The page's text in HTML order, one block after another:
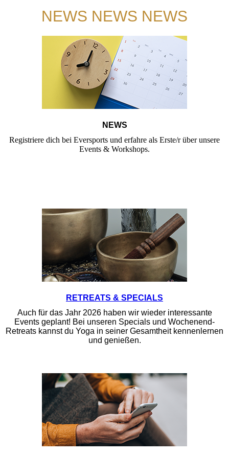
NEWS NEWS NEWS
NEWS
Registriere dich bei Eversports und erfahre als Erste/r über unsere
Events & Workshops.
RETREATS & SPECIALS
Auch für das Jahr 2026 haben wir wieder interessante
Events geplant! Bei unseren Specials und Wochenend-
Retreats kannst du Yoga in seiner Gesamtheit kennenlernen
und genießen.